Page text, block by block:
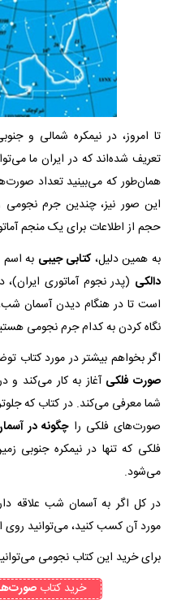
همان‌طور که می‌بینید تعداد
این صور نیز، چندین جرم نجومی
حجم از اطلاعات برای یک منجم
به همین دلیل،کتابی جیبی به
دالکی (پدر نجوم آماتوری
است تا در هنگام دیدن آسمان
نگاه کردن به کدام جرم نجومی
اگر بخواهم بیشتر در مورد کتاب
صورت فلکی آغاز به کار می‌کند
شما معرفی می‌کند. در کتاب که
صورت‌های فلکی راچگونه در
فلکی که تنها در نیمکره جنوبی
می‌شود.
در کل اگر به آسمان شب علاقه
مورد آن کسب کنید، می‌توانید روی
برای خرید این کتاب نجومی
خرید کتاب